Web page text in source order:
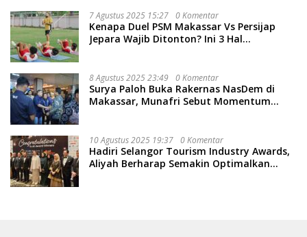
7 Agustus 2025 15:27 0 Komentar
Kenapa Duel PSM Makassar Vs Persijap
Jepara Wajib Ditonton? Ini 3 Hal
8 Agustus 2025 23:49 0 Komentar
Surya Paloh Buka Rakernas NasDem di
Makassar, Munafri Sebut Momentum
10 Agustus 2025 19:37 0 Komentar
Hadiri Selangor Tourism Industry Awards,
Aliyah Berharap Semakin Optimalkan